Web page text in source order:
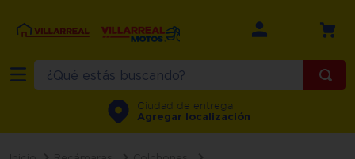
¿Qué estás buscando?
Ciudad de entrega
Agregar localización
TÉRMINOS MÁS BUSCADOS
1.
refrigerador